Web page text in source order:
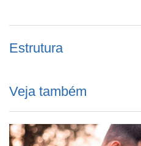
Estrutura
Veja também